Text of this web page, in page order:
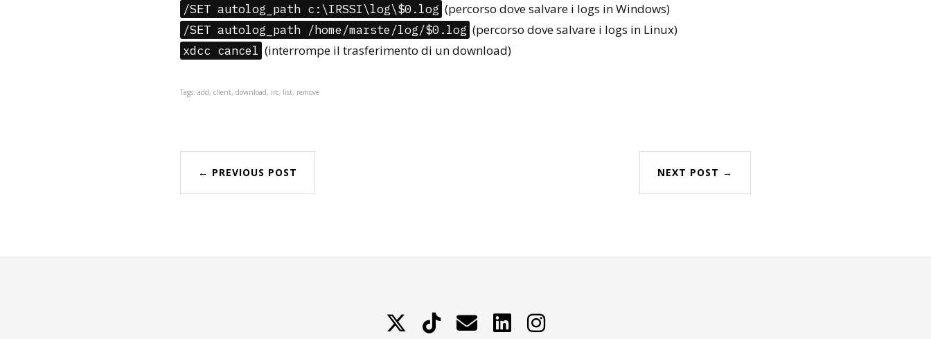
/SET autolog_path c:\IRSSI\log\$0.log (percorso dove salvare i logs in Windows)
/SET autolog_path /home/marste/log/$0.log (percorso dove salvare i logs in Linux)
xdcc cancel (interrompe il trasferimento di un download)
Tags: add, client, download, irc, list, remove
← PREVIOUS POST NEXT POST →
TikTok Contattami LinkedIn